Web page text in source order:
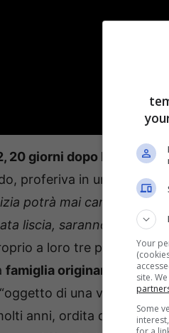
20 giorni dopo
proferiva in un
potrà mai cancellare la
liscia, saranno sempre
a loro tre per ovvio
famiglia originaria di
di una
anni, ordita da un
Your
site.
Some